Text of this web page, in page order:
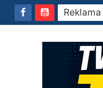
Reklama